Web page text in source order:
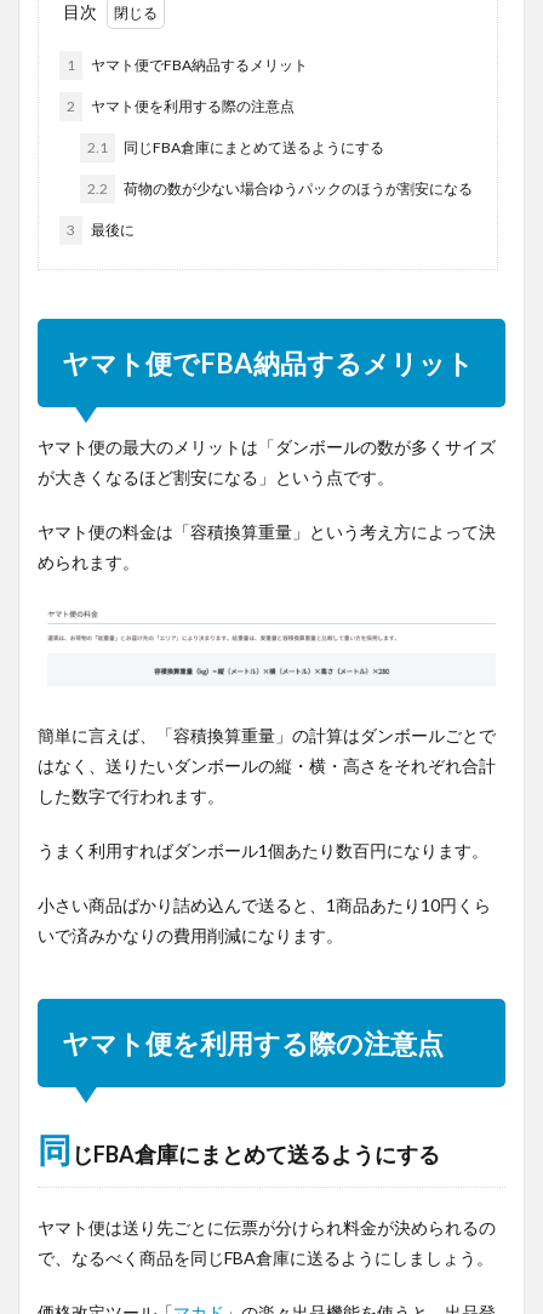
目次
1 ヤマト便でFBA納品するメリット
2 ヤマト便を利用する際の注意点
2.1 同じFBA倉庫にまとめて送るようにする
2.2 荷物の数が少ない場合ゆうパックのほうが割安になる
3 最後に
ヤマト便でFBA納品するメリット
ヤマト便の最大のメリットは「ダンボールの数が多くサイズ
が大きくなるほど割安になる」という点です。
ヤマト便の料金は「容積換算重量」という考え方によって決
められます。
簡単に言えば、「容積換算重量」の計算はダンボールごとで
はなく、送りたいダンボールの縦・横・高さをそれぞれ合計
した数字で行われます。
うまく利用すればダンボール1個あたり数百円になります。
小さい商品ばかり詰め込んで送ると、1商品あたり10円くら
いで済みかなりの費用削減になります。
ヤマト便を利用する際の注意点
同 じFBA倉庫にまとめて送るようにする
ヤマト便は送り先ごとに伝票が分けられ料金が決められるの
で、なるべく商品を同じFBA倉庫に送るようにしましょう。